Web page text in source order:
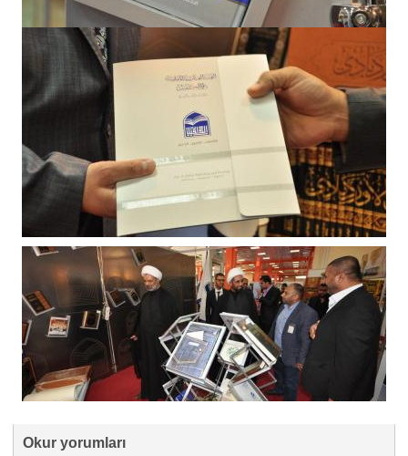
Okur yorumları